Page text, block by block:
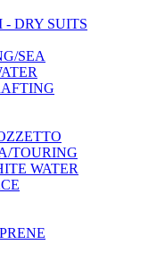
DRY SUITS
SEA
TOURING
WATER